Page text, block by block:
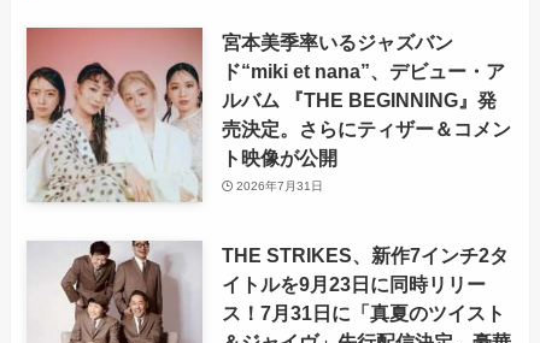
宮本美季率いるジャズバン
ド“miki et nana”、デビュー・ア
ルバム 『THE BEGINNING』発
売決定。さらにティザー＆コメン
ト映像が公開
2026年7月31日
THE STRIKES、新作7インチ2タ
イトルを9月23日に同時リリー
ス！7月31日に「真夏のツイスト